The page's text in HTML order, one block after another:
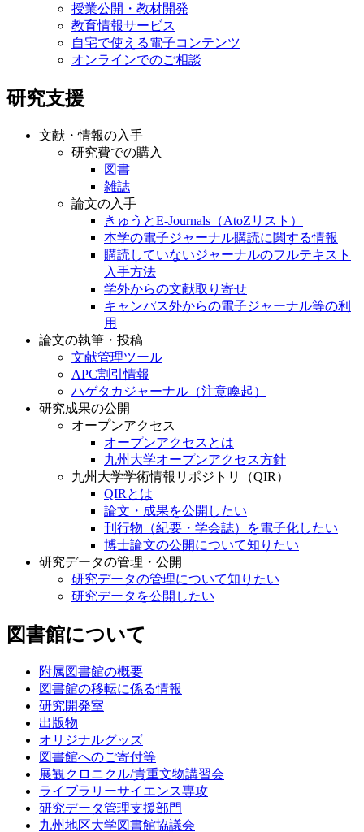
授業公開・教材開発
教育情報サービス
自宅で使える電子コンテンツ
オンラインでのご相談
研究支援
文献・情報の入手
研究費での購入
図書
雑誌
論文の入手
きゅうとE-Journals（AtoZリスト）
本学の電子ジャーナル購読に関する情報
購読していないジャーナルのフルテキスト
入手方法
学外からの文献取り寄せ
キャンパス外からの電子ジャーナル等の利
用
論文の執筆・投稿
文献管理ツール
APC割引情報
ハゲタカジャーナル（注意喚起）
研究成果の公開
オープンアクセス
オープンアクセスとは
九州大学オープンアクセス方針
九州大学学術情報リポジトリ（QIR）
QIRとは
論文・成果を公開したい
刊行物（紀要・学会誌）を電子化したい
博士論文の公開について知りたい
研究データの管理・公開
研究データの管理について知りたい
研究データを公開したい
図書館について
附属図書館の概要
図書館の移転に係る情報
研究開発室
出版物
オリジナルグッズ
図書館へのご寄付等
展観クロニクル/貴重文物講習会
ライブラリーサイエンス専攻
研究データ管理支援部門
九州地区大学図書館協議会